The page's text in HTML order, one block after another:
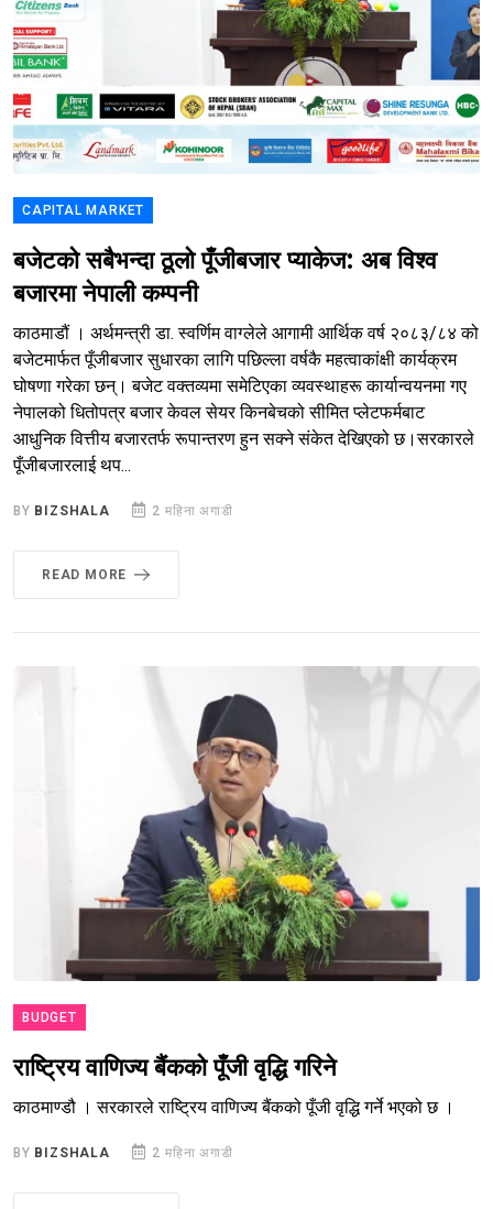
CAPITAL MARKET
बजेटको सबैभन्दा ठूलो पूँजीबजार प्याकेज: अब विश्व
बजारमा नेपाली कम्पनी
काठमाडौं । अर्थमन्त्री डा. स्वर्णिम वाग्लेले आगामी आर्थिक वर्ष २०८३/८४ को
बजेटमार्फत पूँजीबजार सुधारका लागि पछिल्ला वर्षकै महत्वाकांक्षी कार्यक्रम
घोषणा गरेका छन्। बजेट वक्तव्यमा समेटिएका व्यवस्थाहरू कार्यान्वयनमा गए
नेपालको धितोपत्र बजार केवल सेयर किनबेचको सीमित प्लेटफर्मबाट
आधुनिक वित्तीय बजारतर्फ रूपान्तरण हुन सक्ने संकेत देखिएको छ।सरकारले
पूँजीबजारलाई थप...
BY BIZSHALA 2 महिना अगाडी
READ MORE
BUDGET
राष्ट्रिय वाणिज्य बैंकको पूँजी वृद्धि गरिने
काठमाण्डौ । सरकारले राष्ट्रिय वाणिज्य बैंकको पूँजी वृद्धि गर्ने भएको छ ।
BY BIZSHALA 2 महिना अगाडी